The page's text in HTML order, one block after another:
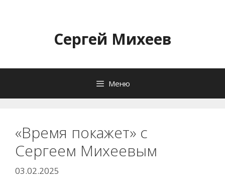
содержимомуСергей Михеев
Меню
«Время покажет» с
Сергеем Михеевым
03.02.2025